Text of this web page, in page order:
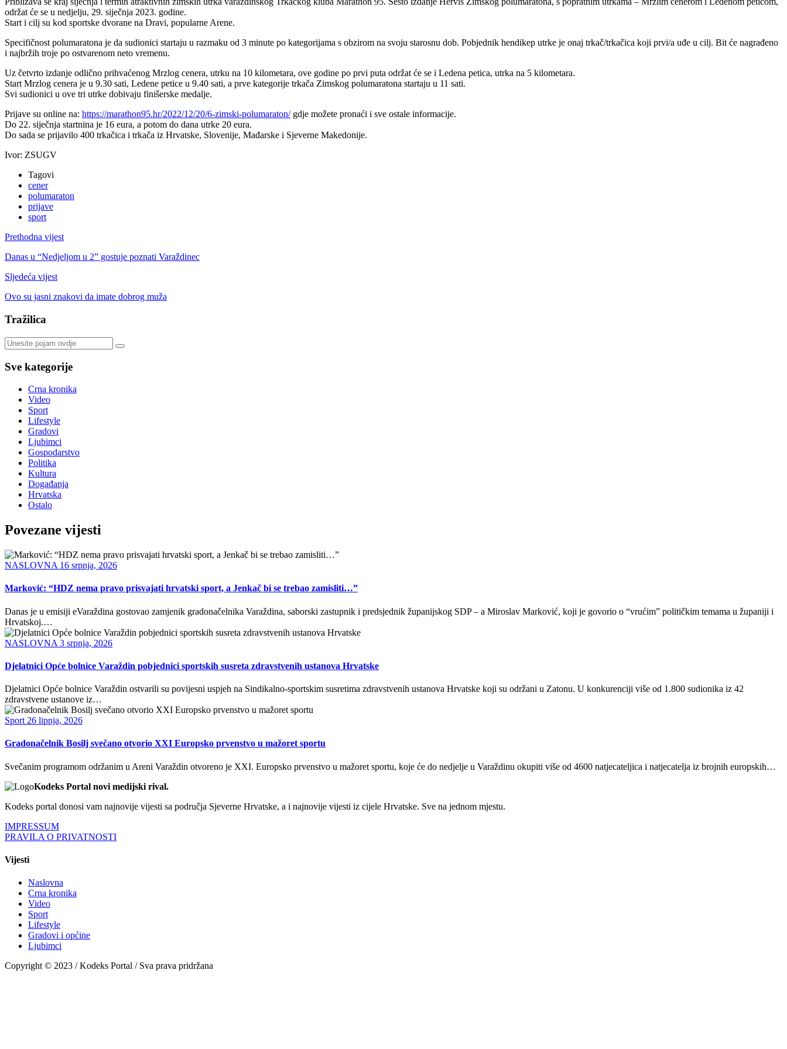
održat će se u nedjelju, 29. siječnja 2023. godine.
Start i cilj su kod sportske dvorane na Dravi, popularne Arene.
Specifičnost polumaratona je da sudionici startaju u razmaku od 3 minute po kategorijama s obzirom na svoju starosnu dob. Pobjednik hendikep utrke je onaj trkač/trkačica koji prvi/a uđe u cilj. Bit će nagrađeno
i najbržih troje po ostvarenom neto vremenu.
Uz četvrto izdanje odlično prihvaćenog Mrzlog cenera, utrku na 10 kilometara, ove godine po prvi puta održat će se i Ledena petica, utrka na 5 kilometara.
Start Mrzlog cenera je u 9.30 sati, Ledene petice u 9.40 sati, a prve kategorije trkača Zimskog polumaratona startaju u 11 sati.
Svi sudionici u ove tri utrke dobivaju finišerske medalje.
Prijave su online na: https://marathon95.hr/2022/12/20/6-zimski-polumaraton/gdje možete pronaći i sve ostale informacije.
Do 22. siječnja startnina je 16 eura, a potom do dana utrke 20 eura.
Do sada se prijavilo 400 trkačica i trkača iz Hrvatske, Slovenije, Mađarske i Sjeverne Makedonije.
Ivor: ZSUGV
Tagovi
cener
polumaraton
prijave
sport
Prethodna vijest
Danas u “Nedjeljom u 2” gostuje poznati Varaždinec
Sljedeća vijest
Ovo su jasni znakovi da imate dobrog muža
Tražilica
Sve kategorije
Crna kronika
Video
Sport
Lifestyle
Gradovi
Ljubimci
Gospodarstvo
Politika
Kultura
Događanja
Hrvatska
Ostalo
Povezane vijesti
NASLOVNA 16 srpnja, 2026
Marković: “HDZ nema pravo prisvajati hrvatski sport, a Jenkač bi se trebao zamisliti…”
Danas je u emisiji eVaraždina gostovao zamjenik gradonačelnika Varaždina, saborski zastupnik i predsjednik županijskog SDP – a Miroslav Marković, koji je govorio o “vrućim” političkim temama u županiji i
Hrvatskoj.…
NASLOVNA 3 srpnja, 2026
Djelatnici Opće bolnice Varaždin pobjednici sportskih susreta zdravstvenih ustanova Hrvatske
Djelatnici Opće bolnice Varaždin ostvarili su povijesni uspjeh na Sindikalno-sportskim susretima zdravstvenih ustanova Hrvatske koji su održani u Zatonu. U konkurenciji više od 1.800 sudionika iz 42
zdravstvene ustanove iz…
Sport 26 lipnja, 2026
Gradonačelnik Bosilj svečano otvorio XXI Europsko prvenstvo u mažoret sportu
Svečanim programom održanim u Areni Varaždin otvoreno je XXI. Europsko prvenstvo u mažoret sportu, koje će do nedjelje u Varaždinu okupiti više od 4600 natjecateljica i natjecatelja iz brojnih europskih…
Kodeks Portal novi medijski rival.
Kodeks portal donosi vam najnovije vijesti sa područja Sjeverne Hrvatske, a i najnovije vijesti iz cijele Hrvatske. Sve na jednom mjestu.
IMPRESSUM
PRAVILA O PRIVATNOSTI
Vijesti
Naslovna
Crna kronika
Video
Sport
Lifestyle
Gradovi i općine
Ljubimci
Copyright © 2023 / Kodeks Portal / Sva prava pridržana